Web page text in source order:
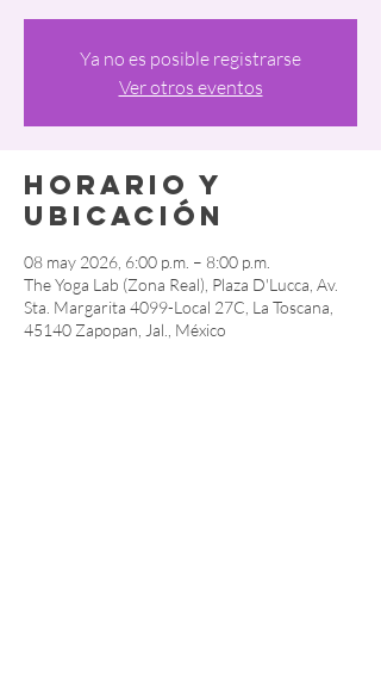
Ya no es posible registrarse
Ver otros eventos
Horario y
ubicación
08 may 2026, 6:00 p.m. – 8:00 p.m.
The Yoga Lab (Zona Real), Plaza D'Lucca, Av.
Sta. Margarita 4099-Local 27C, La Toscana,
45140 Zapopan, Jal., México